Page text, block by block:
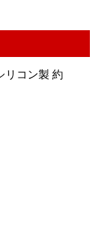
リコン製 約